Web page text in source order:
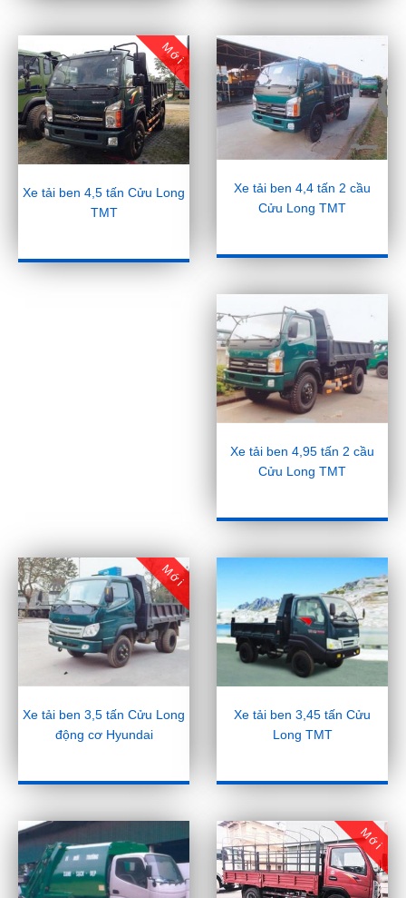
Mới
Xe tải ben 4,5 tấn Cửu Long
TMT
Xe tải ben 4,4 tấn 2 cầu
Cửu Long TMT
Xe tải ben 4,95 tấn 2 cầu
Cửu Long TMT
Mới
Xe tải ben 3,5 tấn Cửu Long
động cơ Hyundai
Xe tải ben 3,45 tấn Cửu
Long TMT
Mới